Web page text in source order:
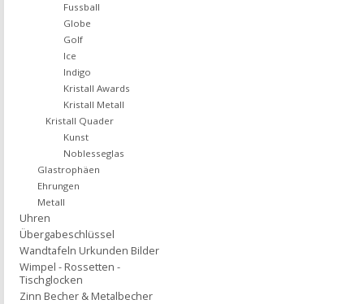
Fussball
Globe
Golf
Ice
Indigo
Kristall Awards
Kristall Metall
Kristall Quader
Kunst
Noblesseglas
Glastrophäen
Ehrungen
Metall
Uhren
Übergabeschlüssel
Wandtafeln Urkunden Bilder
Wimpel - Rossetten -
Tischglocken
Zinn Becher & Metalbecher